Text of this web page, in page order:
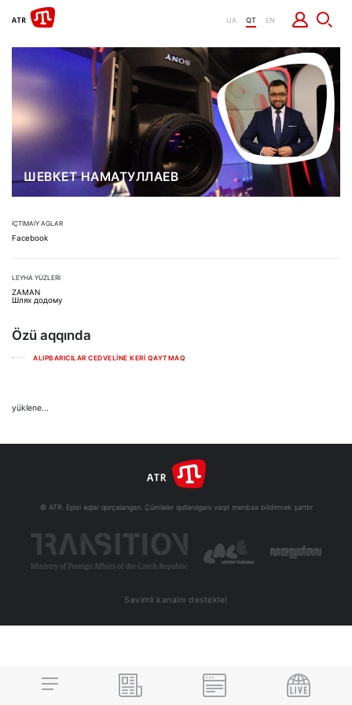
UA QT EN
ШЕВКЕТ НАМАТУЛЛАЕВ
İÇTİMAİY AGLAR
Facebook
LEYHA YÜZLERİ
ZAMAN
Шлях додому
Özü aqqında
ALIPBARICILAR CEDVELİNE KERİ QAYTMAQ
yüklene...
© ATR. Episi aqlar qorçalangan. Çümleler qullanılganı vaqıt menbaa bildirmek şarttır
Sevimli kanalnı destekle!